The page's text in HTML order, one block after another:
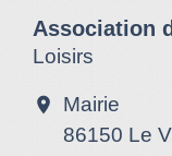
Association
Loisirs
location_on
Mairie
86150 Le